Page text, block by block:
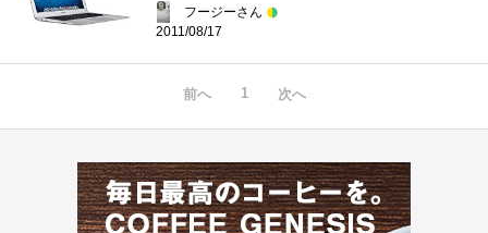
フージーさん
2011/08/17
前へ 1 次へ